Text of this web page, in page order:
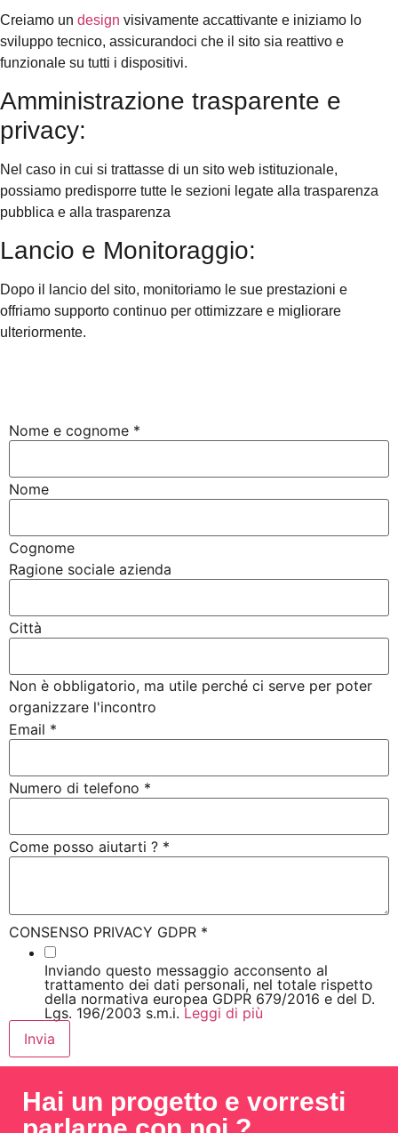
Creiamo un design visivamente accattivante e iniziamo lo
sviluppo tecnico, assicurandoci che il sito sia reattivo e
funzionale su tutti i dispositivi.
Amministrazione trasparente e
privacy:
Nel caso in cui si trattasse di un sito web istituzionale,
possiamo predisporre tutte le sezioni legate alla trasparenza
pubblica e alla trasparenza
Lancio e Monitoraggio:
Dopo il lancio del sito, monitoriamo le sue prestazioni e
offriamo supporto continuo per ottimizzare e migliorare
ulteriormente.
Nome e cognome *
Nome
Cognome
Ragione sociale azienda
Città
Non è obbligatorio, ma utile perché ci serve per poter
organizzare l'incontro
Email *
Numero di telefono *
Come posso aiutarti ? *
CONSENSO PRIVACY GDPR *
Inviando questo messaggio acconsento al
trattamento dei dati personali, nel totale rispetto
della normativa europea GDPR 679/2016 e del D.
Lgs. 196/2003 s.m.i. Leggi di più
Invia
Hai un progetto e vorresti